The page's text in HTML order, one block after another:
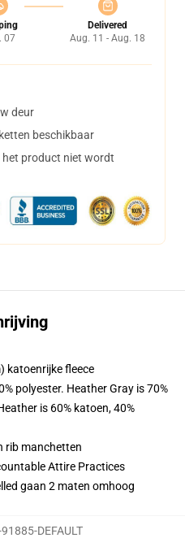
07
Delivered
Aug. 11 - Aug. 18
deur
beschikbaar
product niet wordt
katoenrijke fleece
polyester. Heather Gray is 70%
is 60% katoen, 40%
rib manchetten
Attire Practices
gaan 2 maten omhoog
DEFAULT